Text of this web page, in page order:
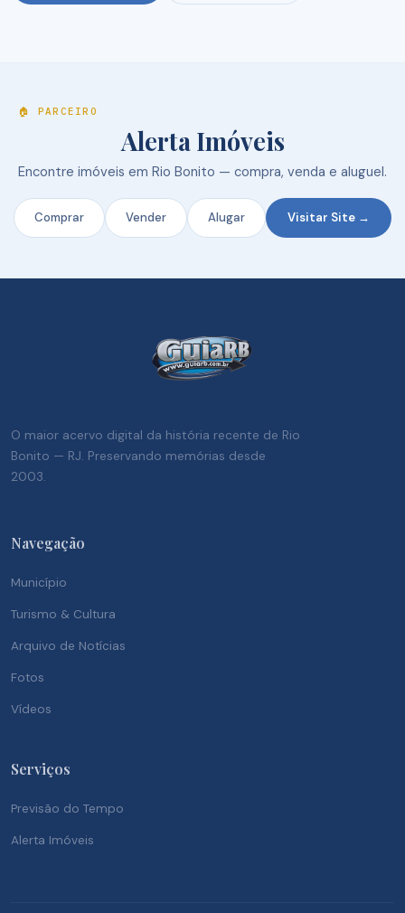
🏠 PARCEIRO
Alerta Imóveis
Encontre imóveis em Rio Bonito — compra, venda e aluguel.
Comprar Vender Alugar Visitar Site →
O maior acervo digital da história recente de Rio
Bonito — RJ. Preservando memórias desde
2003.
Navegação
Município
Turismo & Cultura
Arquivo de Notícias
Fotos
Vídeos
Serviços
Previsão do Tempo
Alerta Imóveis